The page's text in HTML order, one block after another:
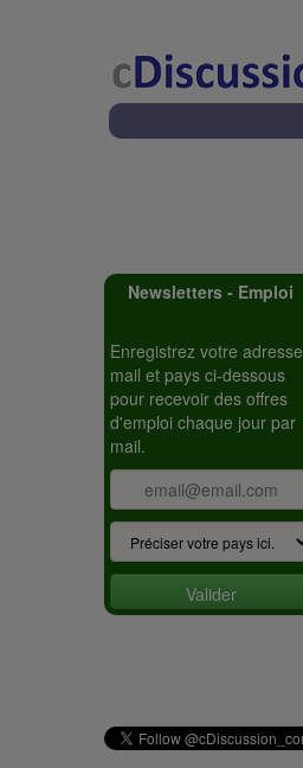
Newsletters - Emploi
Enregistrez votre adresse
mail et pays ci-dessous
pour recevoir des offres
d'emploi chaque jour par
mail.